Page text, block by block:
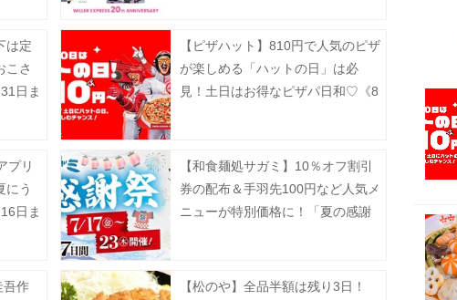
は定
こさ
日ま
【ピザハット】810円で人気のピザ
が楽しめる「ハットの日」は必
見！土日はお得なピザパ日和♡《8
プリ
にう
日ま
【和食麺処サガミ】10％オフ割引
券の配布＆手羽先100円など人気メ
ニューが特別価格に！「夏の感謝
吾作
【松のや】全品半額は残り3日！